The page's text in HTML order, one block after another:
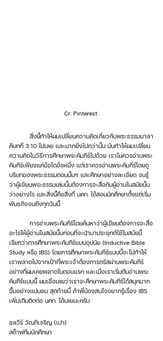
Cr. Pinterest
คีบทที่ 3:10 ไปเลย และมากยิ่งไปกว่านั้น มันทำให้ผมเปลี่ยน
ความคิดในวิธีการศึกษาพระคัมภีร์ไปด้วย เราไม่ควรอ่านพระ
คัมภีร์เพียงแค่ข้อใดข้อหนึ่ง แต่เราควรอ่านพระคัมภีร์โดยดู
บริบทของพระธรรมตอนนั้นๆ และศึกษาอย่างละเอียด จนรู้
ว่าผู้เขียนพระธรรมเล่มนั้นต้องการจะสื่อกับผู้อ่านในสมัยนั้น
ว่าอย่างไร และสิ่งนี้คือสิ่งที่ นคท. ได้สอนนักศึกษาตั้งแต่เริ่ม
พันธกิจจนถึงทุกวันนี้
อะไรให้ผู้อ่านในสมัยนั้นก่อนที่จะนำมาประยุกต์ใช้ในสมัยนี้
เรียกว่าการศึกษาพระคัมภีร์แบบอุปนัย (Inductive Bible
Study หรือ IBS) โดยการศึกษาพระคัมภีร์แบบนี้จะไม่ทำให้
เราพลาดไปจากเป้าที่พระเจ้าต้องการตรัสผ่านพระคัมภีร์
อย่างที่ผมเคยพลาดในตอนแรก และเมื่อเราเริ่มต้นอ่านพระ
คัมภีร์แบบนี้ ผมเชื่อเลยว่าเราจะศึกษาพระคัมภีร์ได้สนุกมาก
ขึ้นอย่างแน่นอน สุดท้ายนี้ ถ้าพี่น้องสนใจอยากรู้เรื่อง IBS
เพิ่มเติมติดต่อ นคท. ได้เลยนะครับ
ชลวีร์ วัฒกีเจริญ (เปา)
สต๊าฟทีมนักศึกษา